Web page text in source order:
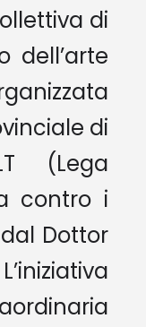
di
dell’arte
di
(Lega
contro i
Dottor